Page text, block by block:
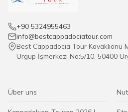
+90 5324955463
info@bestcappadociatour.com
Best Cappadocia Tour Kavaklıönü
Ürgüp İşmerkezi No:5/10, 50400
Über uns